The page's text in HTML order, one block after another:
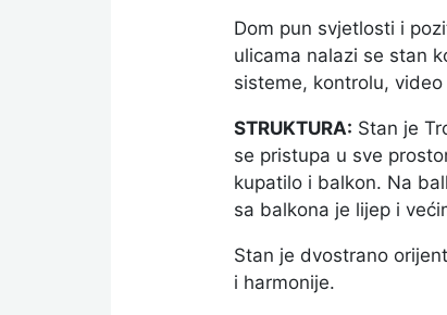
Dom pun svjetlosti i
ulicama nalazi se stan
sisteme, kontrolu,
STRUKTURA: Stan je
se pristupa u sve
kupatilo i balkon. Na
sa balkona je lijep i
Stan je dvostrano
i harmonije.